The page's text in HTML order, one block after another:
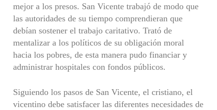
mejor a los presos. San Vicente trabajó de modo que
las autoridades de su tiempo comprendieran que
debían sostener el trabajo caritativo. Trató de
mentalizar a los políticos de su obligación moral
hacia los pobres, de esta manera pudo financiar y
administrar hospitales con fondos públicos.
Siguiendo los pasos de San Vicente, el cristiano, el
vicentino debe satisfacer las diferentes necesidades de